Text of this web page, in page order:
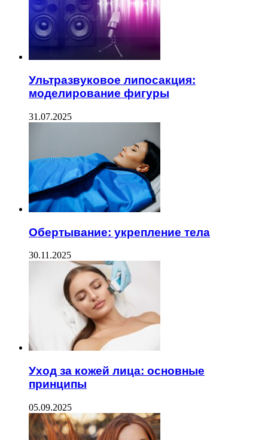
Ультразвуковое липосакция:
моделирование фигуры
31.07.2025
Обертывание: укрепление тела
30.11.2025
Уход за кожей лица: основные
принципы
05.09.2025